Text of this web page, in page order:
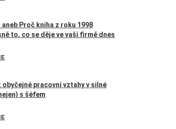
aneb Proč kniha z roku 1998
to, co se děje ve vaší firmě dnes
pracovní vztahy v silné
s šéfem